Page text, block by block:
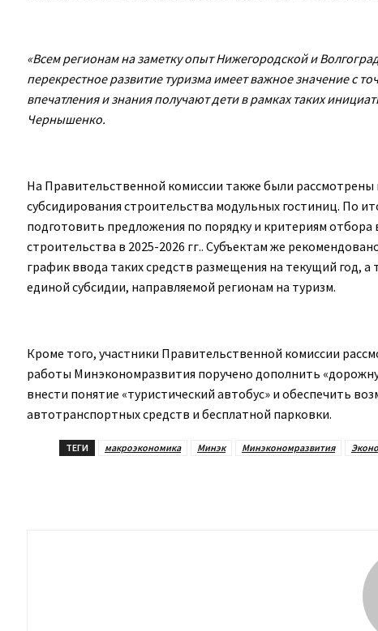
«Всем регионам на заметку опыт Нижегородской и
перекрестное развитие туризма имеет важное значение с
впечатления и знания получают дети в рамках таких
Чернышенко.
На Правительственной комиссии также были
субсидирования строительства модульных гостиниц. По
подготовить предложения по порядку и критериям
строительства в 2025-2026 гг.. Субъектам же
график ввода таких средств размещения на текущий год,
единой субсидии, направляемой регионам на туризм.
Кроме того, участники Правительственной комиссии
работы Минэкономразвития поручено дополнить
внести понятие «туристический автобус» и обеспечить
автотранспортных средств и бесплатной парковки.
ТЕГИ макроэкономика Минэк Минэкономразвития